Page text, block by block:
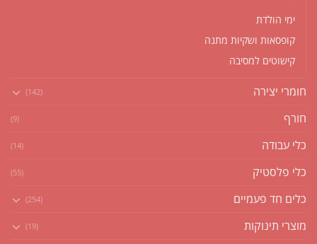
ימי הולדת
קופסאות ושקיות מתנה
קישוטים למסיבה
חומרי יצירה (142)
חורף (9)
כלי עבודה (14)
כלי פלסטיק (55)
כלים חד פעמיים (254)
מוצרי תינוקות (19)